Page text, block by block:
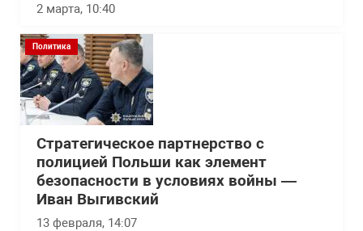
2 марта, 10:40
Политика
Стратегическое партнерство с
полицией Польши как элемент
безопасности в условиях войны —
Иван Выгивский
13 февраля, 14:07